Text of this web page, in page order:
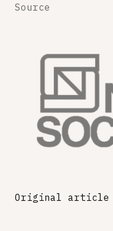
Source
Original article